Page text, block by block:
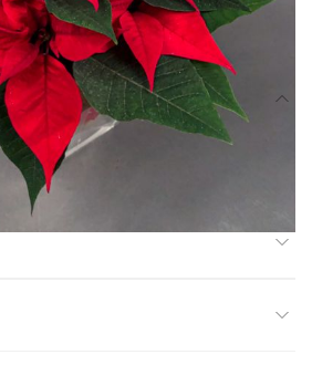
(Різдвяна зірка) в подарунковій